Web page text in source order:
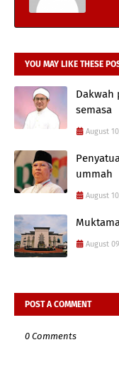
YOU MAY LIKE THESE
Dakwah
semasa
August
ummah
August
August
POST A COMMENT
0 Comments